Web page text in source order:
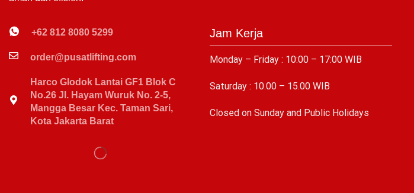
+62 812 8080 5299
order@pusatlifting.com
Harco Glodok Lantai GF1 Blok C
No.26 Jl. Hayam Wuruk No. 2-5,
Mangga Besar Kec. Taman Sari,
Kota Jakarta Barat
Jam Kerja
Monday – Friday : 10:00 – 17:00 WIB
Saturday : 10.00 – 15.00 WIB
Closed on Sunday and Public Holidays